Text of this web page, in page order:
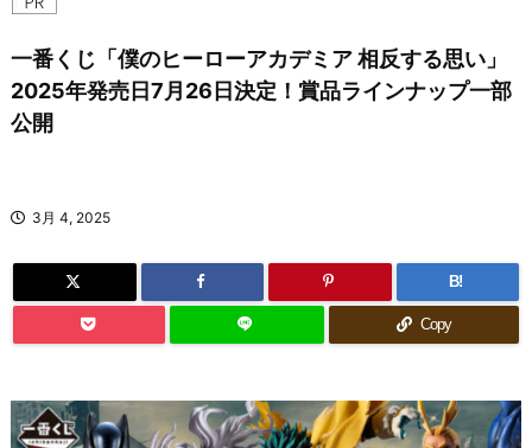
一番くじ「僕のヒーローアカデミア 相反する思い」
2025年発売日7月26日決定！賞品ラインナップ一部
公開
3月 4, 2025
B!
Copy